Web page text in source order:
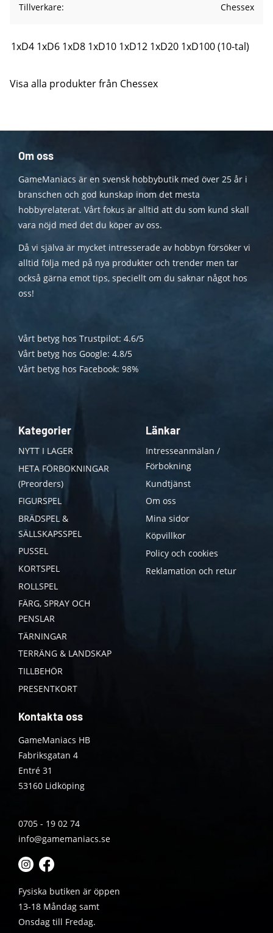
Tillverkare
Chessex
1xD4 1xD6 1xD8 1xD10 1xD12 1xD20 1xD100 (10-tal)
Visa alla produkter från Chessex
Om oss
GameManiacs är en svensk hobbybutik med över 25 år i
branschen och god kunskap inom det mesta
hobbyrelaterat. Vårt fokus är alltid att du som kund skall
vara nöjd med det du köper av oss.
Då vi själva är mycket intresserade av hobbyn försöker vi
alltid följa med på nya produkter och trender men tar
också gärna emot tips, speciellt om du saknar något hos
oss!
Vårt betyg hos Trustpilot: 4.6/5
Vårt betyg hos Google: 4.8/5
Vårt betyg hos Facebook: 98%
Kategorier
NYTT I LAGER
HETA FÖRBOKNINGAR
(Preorders)
FIGURSPEL
BRÄDSPEL &
SÄLLSKAPSSPEL
PUSSEL
KORTSPEL
ROLLSPEL
FÄRG, SPRAY OCH
PENSLAR
TÄRNINGAR
TERRÄNG & LANDSKAP
TILLBEHÖR
PRESENTKORT
Länkar
Intresseanmälan /
Förbokning
Kundtjänst
Om oss
Mina sidor
Köpvillkor
Policy och cookies
Reklamation och retur
Kontakta oss
GameManiacs HB
Fabriksgatan 4
Entré 31
53160 Lidköping
0705 - 19 02 74
info@gamemaniacs.se
Fysiska butiken är öppen
13-18 Måndag samt
Onsdag till Fredag.